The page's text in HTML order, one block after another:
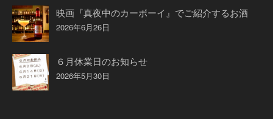
映画『真夜中のカーボーイ』でご紹介するお酒
2026年6月26日
６月休業日のお知らせ
2026年5月30日